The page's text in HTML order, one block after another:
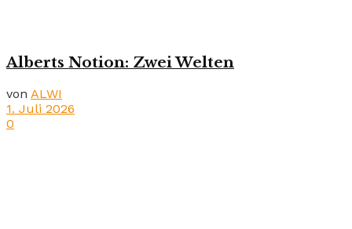
Alberts Notion: Zwei Welten
von ALWI
1. Juli 2026
0